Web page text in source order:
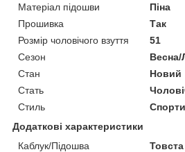
Матеріал підошви
Піна
Прошивка
Так
Розмір чоловічого взуття
51
Сезон
Весна/
Стан
Новий
Стать
Стиль
Додаткові характеристики
Каблук/Підошва